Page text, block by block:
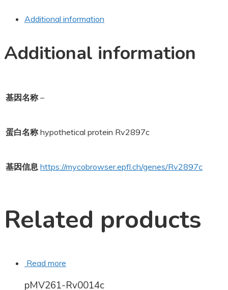
Additional information
Additional information
基因名称 –
蛋白名称 hypothetical protein Rv2897c
基因信息 https://mycobrowser.epfl.ch/genes/Rv2897c
Related products
Read more
pMV261-Rv0014c